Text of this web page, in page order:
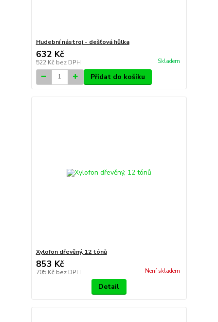
Hudební nástroj - dešťová hůlka
632 Kč
522 Kč bez DPH Skladem
Přidat do košíku
Xylofon dřevěný, 12 tónů
853 Kč
705 Kč bez DPH Není skladem
Detail